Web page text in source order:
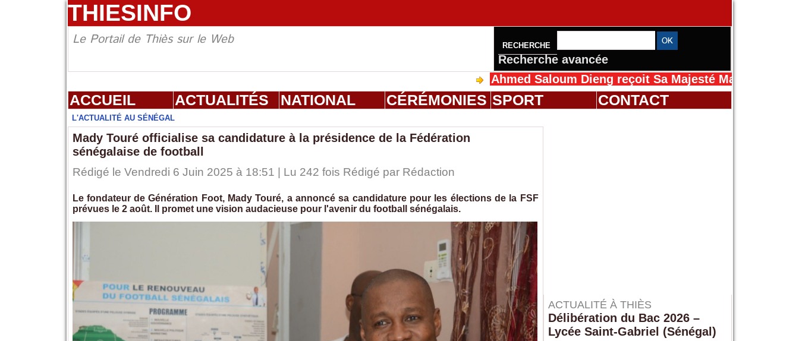
THIESINFO
Le Portail de Thiès sur le Web RECHERCHE
Recherche avancée
Ahmed Saloum Dieng reçoit Sa Majesté Mansah Cissé au
ACCUEIL ACTUALITÉS NATIONAL CÉRÉMONIES SPORT CONTACT
L'ACTUALITÉ AU SÉNÉGAL
Mady Touré officialise sa candidature à la présidence de la Fédération
sénégalaise de football
Rédigé le Vendredi 6 Juin 2025 à 18:51 | Lu 242 fois Rédigé par Rédaction
Le fondateur de Génération Foot, Mady Touré, a annoncé sa candidature pour les élections de la FSF
prévues le 2 août. Il promet une vision audacieuse pour l'avenir du football sénégalais.
ACTUALITÉ À THIÈS
Délibération du Bac 2026 –
Lycée Saint-Gabriel (Sénégal)